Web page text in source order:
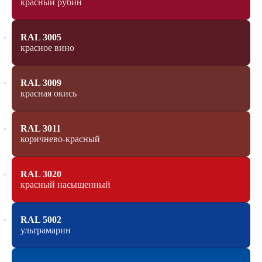
красный рубин
RAL 3005
красное вино
RAL 3009
красная окись
RAL 3011
коричнево-красный
RAL 3020
красный насыщенный
RAL 5002
ультрамарин